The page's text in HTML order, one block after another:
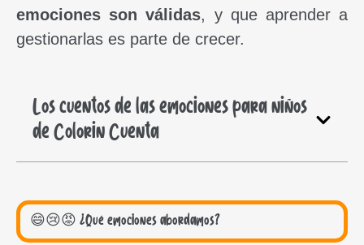
emociones son válidas, y que aprender a
gestionarlas es parte de crecer.
Los cuentos de las emociones para niños
de Colorin Cuenta
😄😢😡 ¿Qué emociones abordamos?